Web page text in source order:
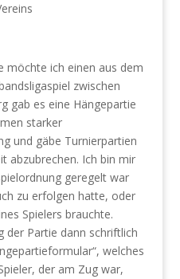
möchte ich einen aus dem
zwischen
gab es eine Hängepartie
starker
und gäbe Turnierpartien
abzubrechen. Ich bin mir
geregelt war
zu erfolgen hatte, oder
Spielers brauchte.
der Partie dann schriftlich
welches
der am Zug war,